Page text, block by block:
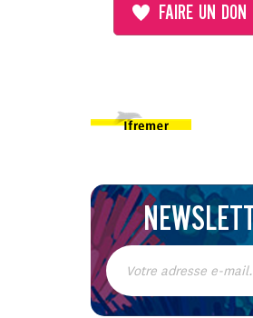
FAIRE UN DON